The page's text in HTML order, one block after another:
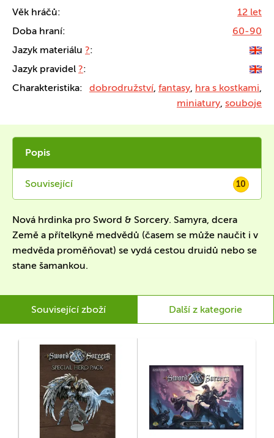
Věk hráčů:
12 let
Doba hraní:
60-90
Jazyk materiálu ?:
Jazyk pravidel ?:
Charakteristika:
dobrodružství, fantasy, hra s kostkami,
miniatury, souboje
Popis
Související 10
Nová hrdinka pro Sword & Sorcery. Samyra, dcera
Země a přítelkyně medvědů (časem se může naučit i v
medvěda proměňovat) se vydá cestou druidů nebo se
stane šamankou.
Související zboží Další z kategorie